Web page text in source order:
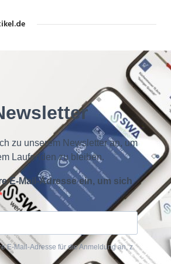
zu unserem Newsletter an, um
Laufenden zu bleiben.
E-Mail-Adresse ein, um sich
E-Mail-Adresse für die Anmeldung an, z.